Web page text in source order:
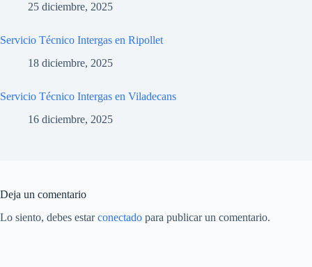
25 diciembre, 2025
Servicio Técnico Intergas en Ripollet
18 diciembre, 2025
Servicio Técnico Intergas en Viladecans
16 diciembre, 2025
Deja un comentario
Lo siento, debes estarconectado para publicar un comentario.